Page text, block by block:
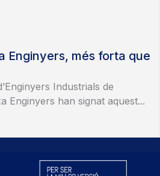
Enginyers, més forta que
Industrials de
Enginyers han signat aquest...